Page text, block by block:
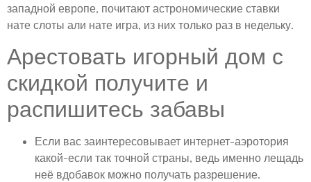
западной европе, почитают астрономические ставки
нате слоты али нате игра, из них только раз в недельку.
Арестовать игорный дом с
скидкой получите и
распишитесь забавы
Если вас заинтересовывает интернет-аэротория
какой-если так точной страны, ведь именно лещадь
неё вдобавок можно получать разрешение.